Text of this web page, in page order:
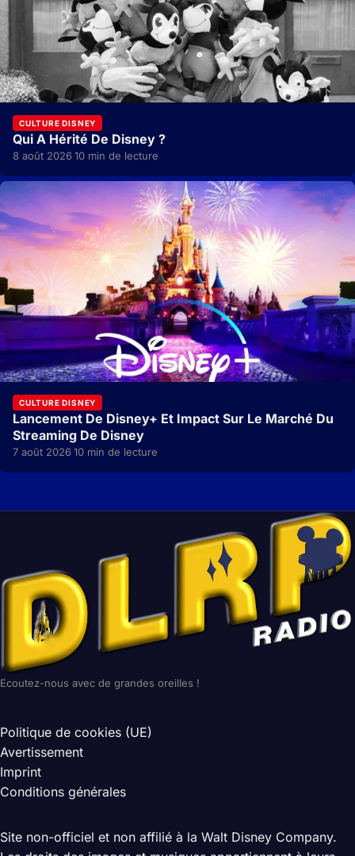
CULTURE DISNEY
Qui A Hérité De Disney ?
8 août 2026·10 min de lecture
CULTURE DISNEY
Lancement De Disney+ Et Impact Sur Le Marché Du
Streaming De Disney
7 août 2026·10 min de lecture
Ecoutez-nous avec de grandes oreilles !
Politique de cookies (UE)
Avertissement
Imprint
Conditions générales
Site non-officiel et non affilié à la Walt Disney Company.